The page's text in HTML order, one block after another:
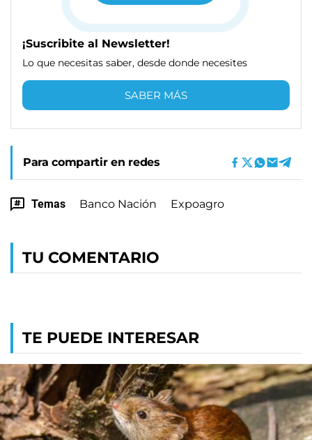
¡Suscribite al Newsletter!
Lo que necesitas saber, desde donde necesites
SABER MÁS
Para compartir en redes
Temas Banco Nación Expoagro
TU COMENTARIO
TE PUEDE INTERESAR